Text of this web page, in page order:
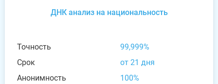
ДНК анализ на национальность
Точность
99,999%
Срок
от 21 дня
Анонимность
100%